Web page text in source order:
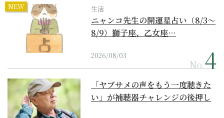
NEW 生活
ニャンコ先生の開運星占い（8/3～
8/9）獅子座、乙女座…
2026/08/03
No.
「ヤブサメの声をもう一度聴きた
い」が補聴器チャレンジの後押し